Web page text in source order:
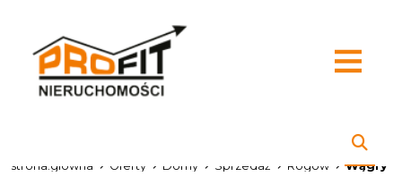
strona.glowna Oferty Domy Sprzedaż Rogów Wągry